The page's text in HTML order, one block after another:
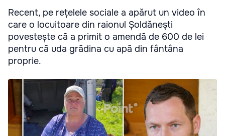
Recent, pe rețelele sociale a apărut un video în
care o locuitoare din raionul Șoldănești
povestește că a primit o amendă de 600 de lei
pentru că uda grădina cu apă din fântâna
proprie.